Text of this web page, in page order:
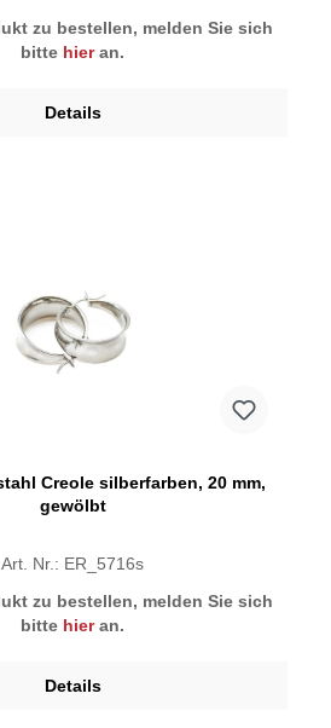
zu bestellen, melden Sie sich
bitte hieran.
Details
Creole silberfarben, 20 mm,
gewölbt
Art. Nr.: ER_5716s
zu bestellen, melden Sie sich
bitte hieran.
Details